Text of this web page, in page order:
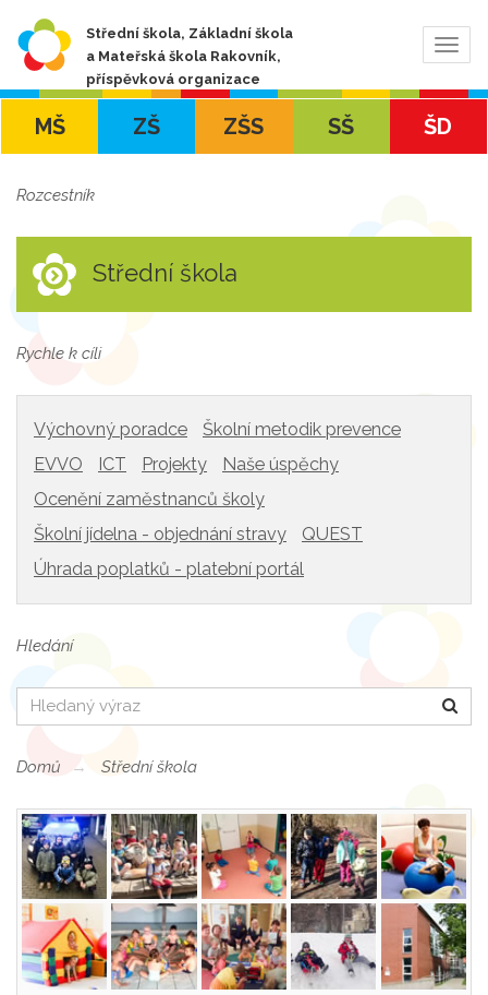
Střední škola, Základní škola
a Mateřská škola Rakovník,
příspěvková organizace
MŠ ZŠ ZŠS SŠ ŠD
Rozcestník
Střední škola
Rychle k cíli
Výchovný poradce
Školní metodik prevence
EVVO
ICT Projekty
Naše úspěchy
Ocenění zaměstnanců školy
Školní jídelna - objednání stravy
QUEST
Úhrada poplatků - platební portál
Hledání
Hledat
Domů Střední škola